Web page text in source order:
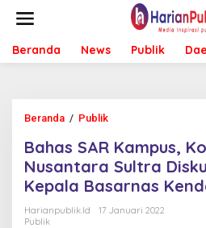
t
Beranda News Publik
Beranda / Publik
S
A
Bahas SAR Kampus,
Nusantara Sultra
Kepala Basarnas
Harianpublik.id
17 Januari 2022
Publik